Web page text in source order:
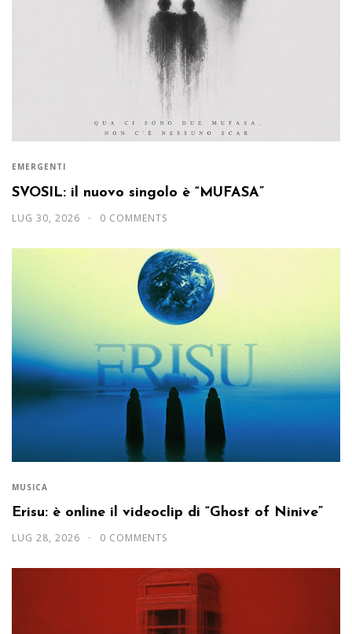
EMERGENTI
SVOSIL: il nuovo singolo è “MUFASA”
LUG 30, 2026 0 COMMENTS
MUSICA
Erisu: è online il videoclip di “Ghost of Ninive”
LUG 28, 2026 0 COMMENTS